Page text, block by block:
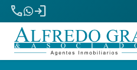
phone
login